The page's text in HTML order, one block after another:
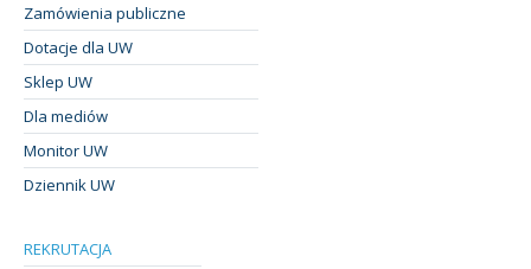
Zamówienia publiczne
Dotacje dla UW
Sklep UW
Dla mediów
Monitor UW
Dziennik UW
REKRUTACJA